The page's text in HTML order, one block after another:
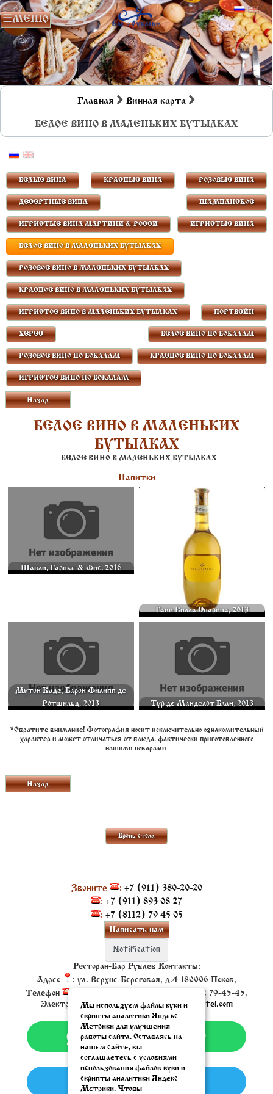
Главная Винная карта
БЕЛОЕ ВИНО В МАЛЕНЬКИХ БУТЫЛКАХ
БЕЛЫЕ ВИНА КРАСНЫЕ ВИНА РОЗОВЫЕ ВИНА
ДЕСЕРТНЫЕ ВИНА ШАМПАНСКОЕ
ИГРИСТЫЕ ВИНА МАРТИНИ & РОССИ ИГРИСТЫЕ ВИНА
БЕЛОЕ ВИНО В МАЛЕНЬКИХ БУТЫЛКАХ
РОЗОВОЕ ВИНО В МАЛЕНЬКИХ БУТЫЛКАХ
КРАСНОЕ ВИНО В МАЛЕНЬКИХ БУТЫЛКАХ
ИГРИСТОЕ ВИНО В МАЛЕНЬКИХ БУТЫЛКАХ ПОРТВЕЙН
ХЕРЕС БЕЛОЕ ВИНО ПО БОКАЛАМ
РОЗОВОЕ ВИНО ПО БОКАЛАМ КРАСНОЕ ВИНО ПО БОКАЛАМ
ИГРИСТОЕ ВИНО ПО БОКАЛАМ
Назад
БЕЛОЕ ВИНО В МАЛЕНЬКИХ
БУТЫЛКАХ
БЕЛОЕ ВИНО В МАЛЕНЬКИХ БУТЫЛКАХ
Напитки
Шабли, Гарнье & Фис, 2016
ШАБЛИ, ГАРНЬЕ & ФИС, 2016 375
МЛ.
3200
Гави Вилла Спарина, 2013
ГАВИ ВИЛЛА СПАРИНА, 2013 375
МЛ.
3130
Мутон Каде, Барон Филипп де
Ротшильд, 2013
МУТОН КАДЕ, БАРОН ФИЛИПП ДЕ
РОТШИЛЬД, 2013 375 МЛ.
2055
Тур де Манделот Блан, 2013
ТУР ДЕ МАНДЕЛОТ БЛАН, 2013 375
МЛ.
2205
*Обратите внимание! Фотография носит исключительно ознакомительный
характер и может отличаться от блюда, фактически приготовленного
нашими поварами.
Назад
Бронь стола
Звоните : +7 (911) 380-20-20
: +7 (911) 893 08 27
: +7 (8112) 79 45 05
Написать нам
Ресторан-Бар Рублев
Контакты:
Адрес
: ул. Верхне-Береговая, д.4 180006 Псков,
Телефон
+7 8112 79-45-45,
Электронная почта ✉: resto@oldestatehotel.com
Мы используем файлы куки и
скрипты аналитики Яндекс
Метрики для улучшения
работы сайта. Оставаясь на
нашем сайте, вы
соглашаетесь с условиями
использования файлов куки и
скрипты аналитики Яндекс
Метрики. Чтобы